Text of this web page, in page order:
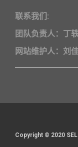
联系我们:
团队负责人：丁
网站维护人：刘
Copyright ©️ 2020